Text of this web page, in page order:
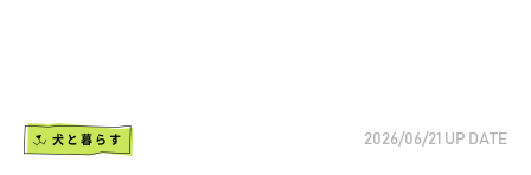
犬と暮らす 2026/06/21 UP DATE